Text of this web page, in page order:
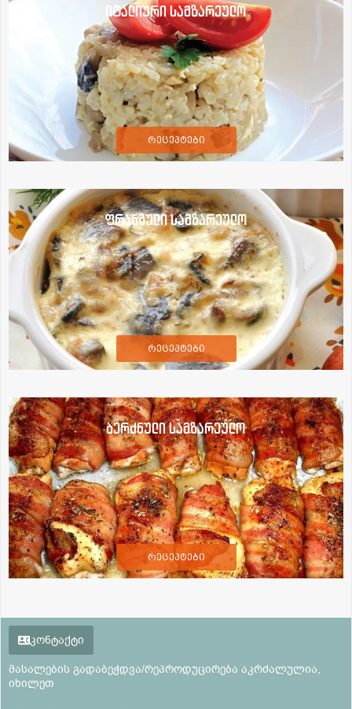
იტალიური სამზარეულო
რეცეპტები
ფრანგული სამზარეულო
რეცეპტები
ბერძნული სამზარეულო
რეცეპტები
კონტაქტი
მასალების გადაბეჭდვა/რეპროდუცირება აკრძალულია,
იხილეთ